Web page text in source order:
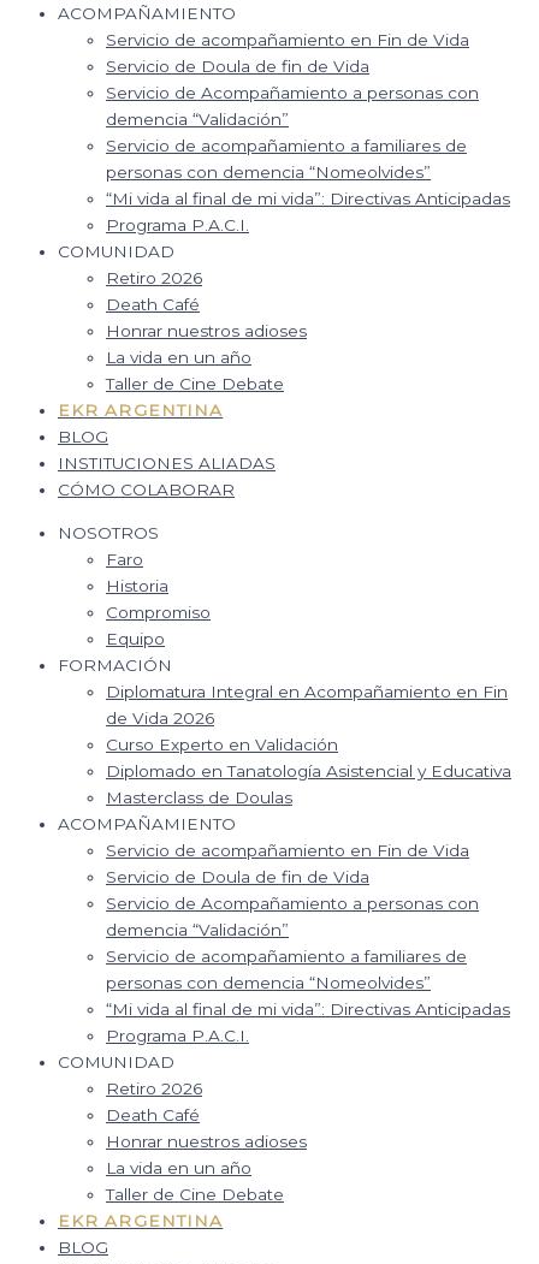
ACOMPAÑAMIENTO
Servicio de acompañamiento en Fin de Vida
Servicio de Doula de fin de Vida
Servicio de Acompañamiento a personas con
demencia “Validación”
Servicio de acompañamiento a familiares de
personas con demencia “Nomeolvides”
“Mi vida al final de mi vida”: Directivas Anticipadas
Programa P.A.C.I.
COMUNIDAD
Retiro 2026
Death Café
Honrar nuestros adioses
La vida en un año
Taller de Cine Debate
EKR ARGENTINA
BLOG
INSTITUCIONES ALIADAS
CÓMO COLABORAR
NOSOTROS
Faro
Historia
Compromiso
Equipo
FORMACIÓN
Diplomatura Integral en Acompañamiento en Fin
de Vida 2026
Curso Experto en Validación
Diplomado en Tanatología Asistencial y Educativa
Masterclass de Doulas
ACOMPAÑAMIENTO
Servicio de acompañamiento en Fin de Vida
Servicio de Doula de fin de Vida
Servicio de Acompañamiento a personas con
demencia “Validación”
Servicio de acompañamiento a familiares de
personas con demencia “Nomeolvides”
“Mi vida al final de mi vida”: Directivas Anticipadas
Programa P.A.C.I.
COMUNIDAD
Retiro 2026
Death Café
Honrar nuestros adioses
La vida en un año
Taller de Cine Debate
EKR ARGENTINA
BLOG